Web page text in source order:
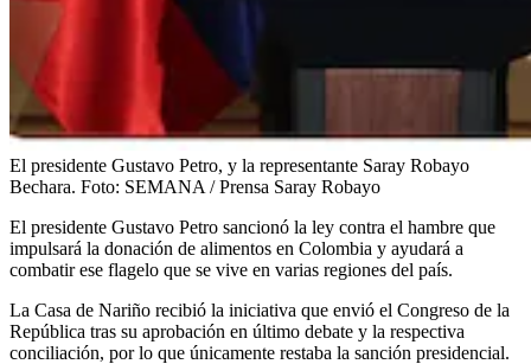
El presidente Gustavo Petro, y la representante Saray Robayo
Bechara. Foto: SEMANA / Prensa Saray Robayo
El presidente Gustavo Petro sancionó la ley contra el hambre que
impulsará la donación de alimentos en Colombia y ayudará a
combatir ese flagelo que se vive en varias regiones del país.
La Casa de Nariño recibió la iniciativa que envió el Congreso de la
República tras su aprobación en último debate y la respectiva
conciliación, por lo que únicamente restaba la sanción presidencial.